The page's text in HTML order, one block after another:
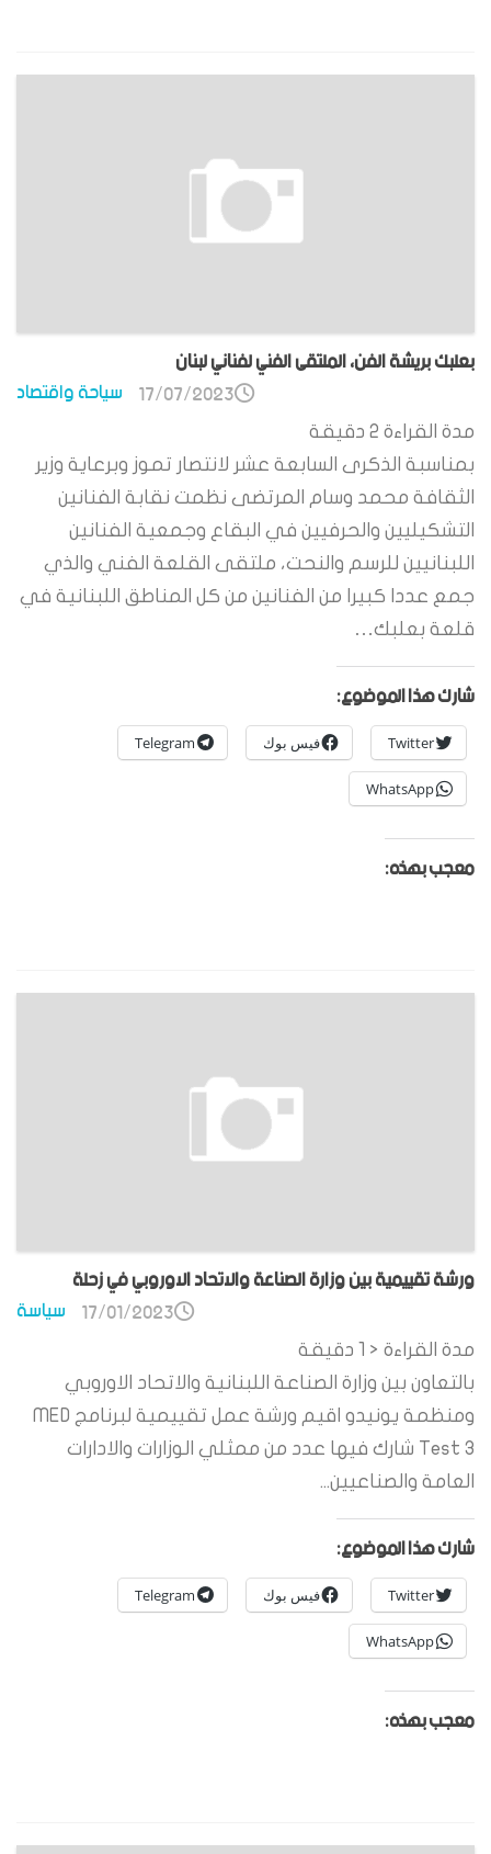
بعلبك بريشة الفن، الملتقى الفني لفناني لبنان
سياحة واقتصاد 17/07/2023
مدة القراءة 2 دقيقة
بمناسبة الذكرى السابعة عشر لانتصار تموز وبرعاية وزير
الثقافة محمد وسام المرتضى نظمت نقابة الفنانين
التشكيليين والحرفيين في البقاع وجمعية الفنانين
اللبنانيين للرسم والنحت، ملتقى القلعة الفني والذي
جمع عددا كبيرا من الفنانين من كل المناطق اللبنانية في
قلعة بعلبك…
شارك هذا الموضوع:
Twitter فيس بوك Telegram
WhatsApp
معجب بهذه:
ورشة تقييمية بين وزارة الصناعة والاتحاد الاوروبي في زحلة
سياسة 17/01/2023
مدة القراءة < 1
دقيقة
بالتعاون بين وزارة الصناعة اللبنانية والاتحاد الاوروبي
ومنظمة يونيدو اقيم ورشة عمل تقييمية لبرنامج MED
Test 3 شارك فيها عدد من ممثلي الوزارات والادارات
العامة والصناعيين...
شارك هذا الموضوع:
Twitter فيس بوك Telegram
WhatsApp
معجب بهذه: